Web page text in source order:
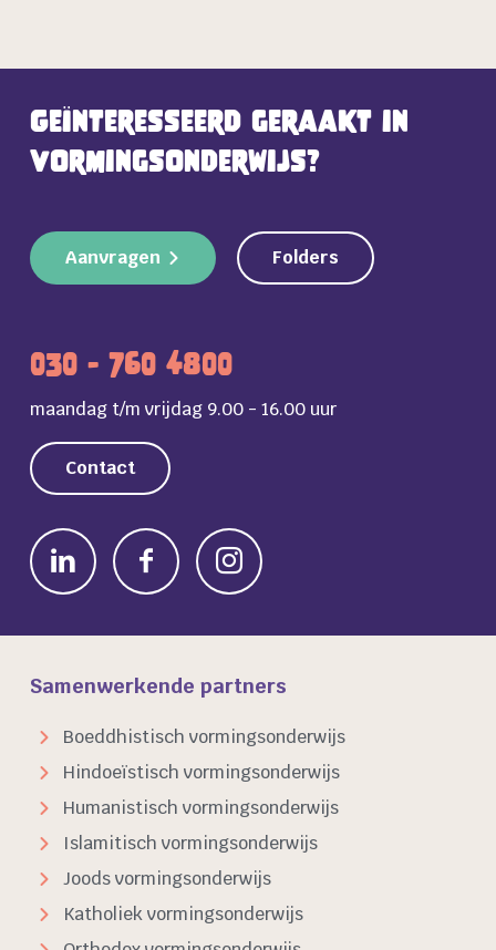
Geïnteresseerd geraakt in
vormingsonderwijs?
Aanvragen Folders
030 - 760 4800
maandag t/m vrijdag 9.00 - 16.00 uur
Contact
Samenwerkende partners
Boeddhistisch vormingsonderwijs
Hindoeïstisch vormingsonderwijs
Humanistisch vormingsonderwijs
Islamitisch vormingsonderwijs
Joods vormingsonderwijs
Katholiek vormingsonderwijs